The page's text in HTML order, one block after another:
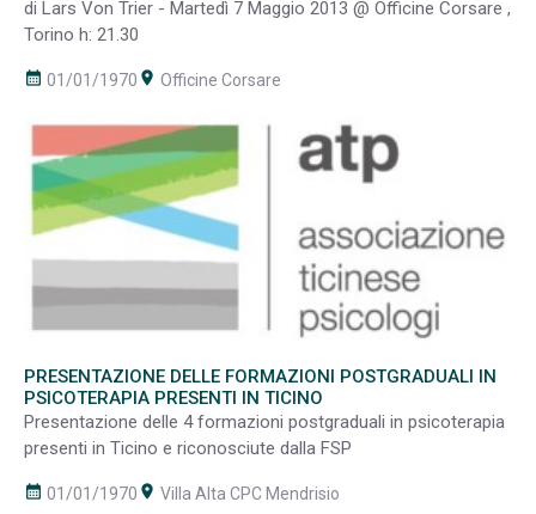
di Lars Von Trier - Martedì 7 Maggio 2013 @ Officine Corsare ,
Torino h: 21.30
calendar_month 01/01/1970 room Officine Corsare
PRESENTAZIONE DELLE FORMAZIONI POSTGRADUALI IN
PSICOTERAPIA PRESENTI IN TICINO
Presentazione delle 4 formazioni postgraduali in psicoterapia
presenti in Ticino e riconosciute dalla FSP
calendar_month 01/01/1970 room Villa Alta CPC Mendrisio